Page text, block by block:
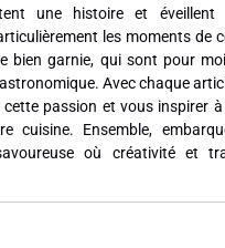
une histoire et éveillent
les moments de
bien garnie, qui sont pour
Avec chaque
passion et vous inspirer à
cuisine. Ensemble,
où créativité et